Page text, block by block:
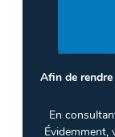
Afin de
En
Évidemment,